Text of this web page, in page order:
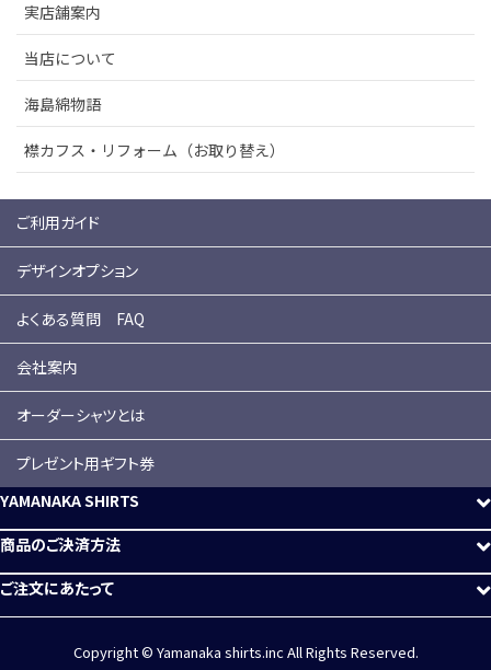
実店舗案内
当店について
海島綿物語
襟カフス・リフォーム（お取り替え）
ご利用ガイド
デザインオプション
よくある質問 FAQ
会社案内
オーダーシャツとは
プレゼント用ギフト券
YAMANAKA SHIRTS
商品のご決済方法
ご注文にあたって
Copyright © Yamanaka shirts.inc All Rights Reserved.